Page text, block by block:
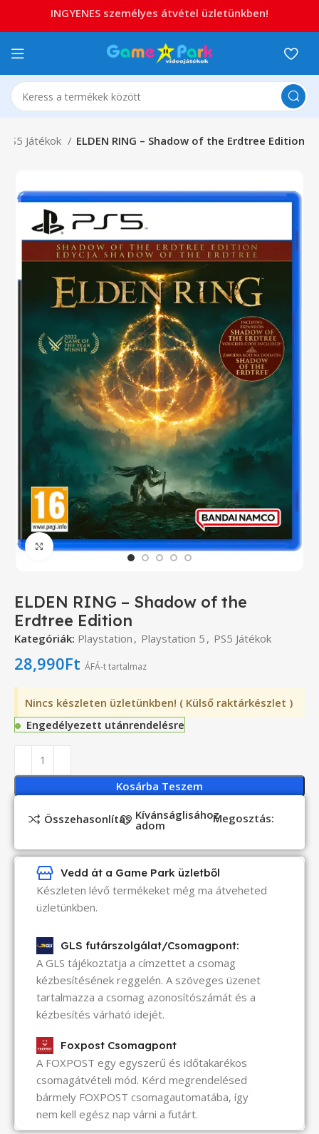
PS5 Játékok ELDEN RING – Shadow of the Erdtree Edition
Click to enlarge
ELDEN RING – Shadow of the
Erdtree Edition
Kategóriák: Playstation , Playstation 5 , PS5 Játékok
28,990Ft ÁFÁ-t tartalmaz
Nincs készleten üzletünkben! ( Külső raktárkészlet )
Engedélyezett utánrendelésre
Kosárba Teszem
Összehasonlítás Kívánságlisához
adom Megosztás:
Vedd át a Game Park üzletből
Készleten lévő termékeket még ma átveheted
üzletünkben.
GLS futárszolgálat/Csomagpont:
A GLS tájékoztatja a címzettet a csomag
kézbesítésének reggelén. A szöveges üzenet
tartalmazza a csomag azonosítószámát és a
kézbesítés várható idejét.
Foxpost Csomagpont
A FOXPOST egy egyszerű és időtakarékos
csomagátvételi mód. Kérd megrendelésed
bármely FOXPOST csomagautomatába, így
nem kell egész nap várni a futárt.
INGYENES személyes átvétel üzletünkben!